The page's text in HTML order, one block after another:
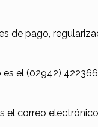
de pago,
el (02942)
el correo